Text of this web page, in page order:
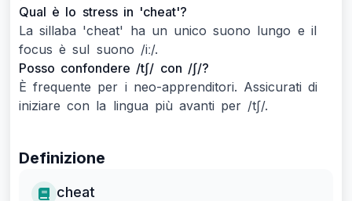
Qual è lo stress in 'cheat'?
La sillaba 'cheat' ha un unico suono lungo e il
focus è sul suono /iː/.
Posso confondere /tʃ/ con /ʃ/?
È frequente per i neo-apprenditori. Assicurati di
iniziare con la lingua più avanti per /tʃ/.
Definizione
cheat